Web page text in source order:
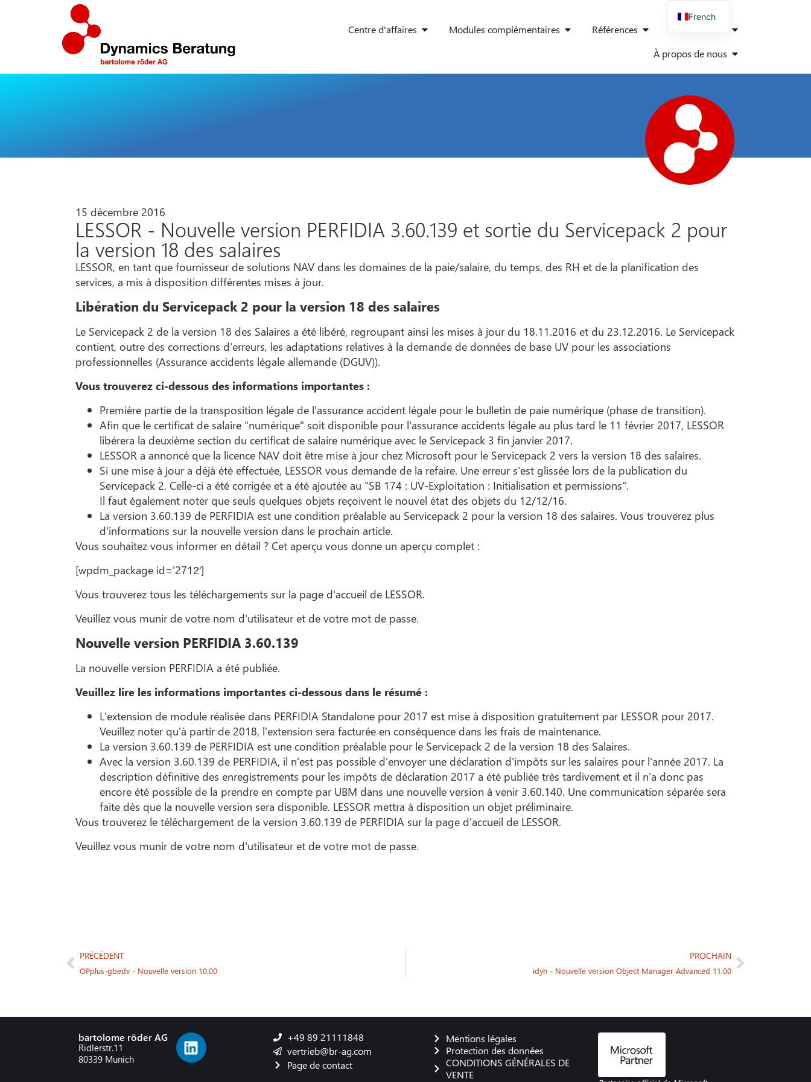
Centre d'affaires Modules complémentaires Références
À propos de nous
15 décembre 2016
LESSOR - Nouvelle version PERFIDIA 3.60.139 et sortie du Servicepack 2 pour
la version 18 des salaires
LESSOR, en tant que fournisseur de solutions NAV dans les domaines de la paie/salaire, du temps, des RH et de la planification des
services, a mis à disposition différentes mises à jour.
Libération du Servicepack 2 pour la version 18 des salaires
Le Servicepack 2 de la version 18 des Salaires a été libéré, regroupant ainsi les mises à jour du 18.11.2016 et du 23.12.2016. Le Servicepack
contient, outre des corrections d'erreurs, les adaptations relatives à la demande de données de base UV pour les associations
professionnelles (Assurance accidents légale allemande (DGUV)).
Vous trouverez ci-dessous des informations importantes :
Première partie de la transposition légale de l'assurance accident légale pour le bulletin de paie numérique (phase de transition).
Afin que le certificat de salaire "numérique" soit disponible pour l'assurance accidents légale au plus tard le 11 février 2017, LESSOR
libérera la deuxième section du certificat de salaire numérique avec le Servicepack 3 fin janvier 2017.
LESSOR a annoncé que la licence NAV doit être mise à jour chez Microsoft pour le Servicepack 2 vers la version 18 des salaires.
Si une mise à jour a déjà été effectuée, LESSOR vous demande de la refaire. Une erreur s'est glissée lors de la publication du
Servicepack 2. Celle-ci a été corrigée et a été ajoutée au "SB 174 : UV-Exploitation : Initialisation et permissions".
Il faut également noter que seuls quelques objets reçoivent le nouvel état des objets du 12/12/16.
La version 3.60.139 de PERFIDIA est une condition préalable au Servicepack 2 pour la version 18 des salaires. Vous trouverez plus
d'informations sur la nouvelle version dans le prochain article.
Vous souhaitez vous informer en détail ? Cet aperçu vous donne un aperçu complet :
[wpdm_package id='2712′]
Vous trouverez tous les téléchargements sur la page d'accueil de LESSOR.
Veuillez vous munir de votre nom d'utilisateur et de votre mot de passe.
Nouvelle version PERFIDIA 3.60.139
La nouvelle version PERFIDIA a été publiée.
Veuillez lire les informations importantes ci-dessous dans le résumé :
L'extension de module réalisée dans PERFIDIA Standalone pour 2017 est mise à disposition gratuitement par LESSOR pour 2017.
Veuillez noter qu'à partir de 2018, l'extension sera facturée en conséquence dans les frais de maintenance.
La version 3.60.139 de PERFIDIA est une condition préalable pour le Servicepack 2 de la version 18 des Salaires.
Avec la version 3.60.139 de PERFIDIA, il n'est pas possible d'envoyer une déclaration d'impôts sur les salaires pour l'année 2017. La
description définitive des enregistrements pour les impôts de déclaration 2017 a été publiée très tardivement et il n'a donc pas
encore été possible de la prendre en compte par UBM dans une nouvelle version à venir 3.60.140. Une communication séparée sera
faite dès que la nouvelle version sera disponible. LESSOR mettra à disposition un objet préliminaire.
Vous trouverez le téléchargement de la version 3.60.139 de PERFIDIA sur la page d'accueil de LESSOR.
Veuillez vous munir de votre nom d'utilisateur et de votre mot de passe.
PRÉCÉDENT
OPplus-gbedv - Nouvelle version 10.00
PROCHAIN
idyn - Nouvelle version Object Manager Advanced 11.00
bartolome röder AG
Ridlerstr.11
80339 Munich
+49 89 21111848
vertrieb@br-ag.com
Page de contact
Mentions légales
Protection des données
CONDITIONS GÉNÉRALES DE
VENTE
French
English
Spanish
Italian
Polish
Danish